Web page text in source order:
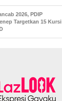
2026, PDIP
Targetkan 15 Kursi